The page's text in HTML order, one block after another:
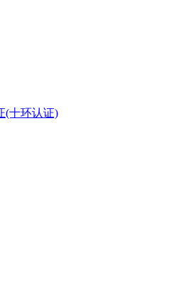
(十环认证)